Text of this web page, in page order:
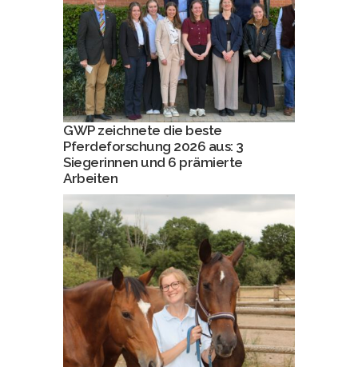
GWP zeichnete die beste
Pferdeforschung 2026 aus: 3
Siegerinnen und 6 prämierte
Arbeiten